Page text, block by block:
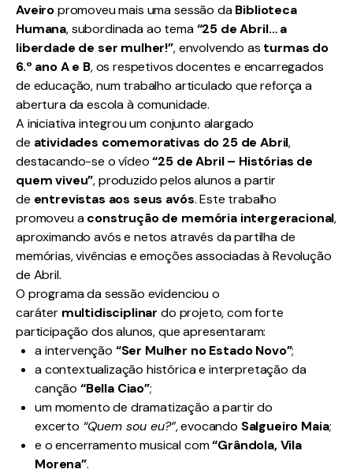
Aveiropromoveu mais uma sessão daBiblioteca
Humana, subordinada ao tema“25 de Abril… a
liberdade de ser mulher!”, envolvendo as turmas do
6.º ano A e B, os respetivos docentes e encarregados
de educação, num trabalho articulado que reforça a
abertura da escola à comunidade.
A iniciativa integrou um conjunto alargado
de atividades comemorativas do 25 de Abril,
destacando-se o vídeo“25 de Abril – Histórias de
quem viveu”, produzido pelos alunos a partir
de entrevistas aos seus avós. Este trabalho
promoveu aconstrução de memória intergeracional,
aproximando avós e netos através da partilha de
memórias, vivências e emoções associadas à Revolução
de Abril.
O programa da sessão evidenciou o
caráter multidisciplinar do projeto, com forte
participação dos alunos, que apresentaram:
a intervenção “Ser Mulher no Estado Novo”;
a contextualização histórica e interpretação da
canção “Bella Ciao”;
um momento de dramatização a partir do
excerto “Quem sou eu?”, evocando Salgueiro Maia;
e o encerramento musical com“Grândola, Vila
Morena”.